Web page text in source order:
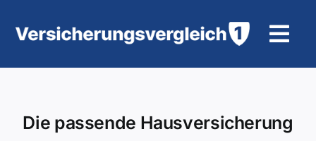
Inhalt
KFZ-Versicherung
Die passende Hausversicherung